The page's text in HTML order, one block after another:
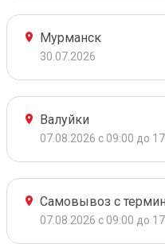
Мурманск
30.07.2026
Валуйки
07.08.2026 с 09:00 до
Самовывоз с
07.08.2026 с 09:00 до